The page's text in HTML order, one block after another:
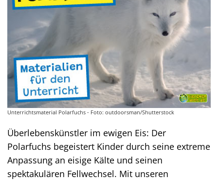
Unterrichtsmaterial Polarfuchs - Foto: outdoorsman/Shutterstock
Überlebenskünstler im ewigen Eis: Der
Polarfuchs begeistert Kinder durch seine extreme
Anpassung an eisige Kälte und seinen
spektakulären Fellwechsel. Mit unseren